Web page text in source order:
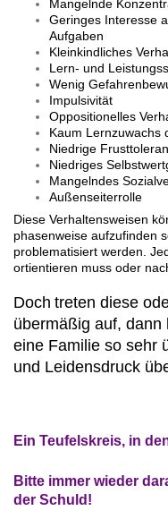
Mangelnde
Geringes Interesse
Aufgaben
Kleinkindliches
Lern- und
Wenig
Impulsivität
Oppositionelles
Kaum Lernzuwachs
Niedrige
Niedriges
Mangelndes
Außenseiterrolle
Diese Verhaltensweisen
phasenweise aufzufinden
problematisiert werden.
ortientieren muss oder
Doch treten diese
übermäßig auf,
eine Familie so sehr
und Leidensdruck
Ein Teufelskreis, in
Bitte immer wieder
der Schuld!